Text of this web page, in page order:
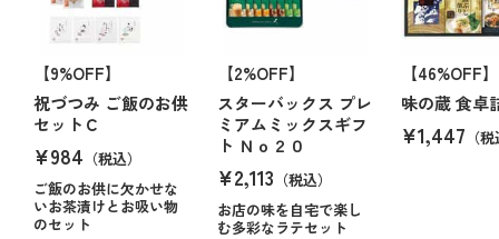
【9%OFF】
祝づつみ ご飯のお供
セットＣ
¥984 （税込）
ご飯のお供に欠かせな
いお茶漬けとお吸い物
のセット
【2%OFF】
スターバックス プレ
ミアムミックスギフ
ト Ｎｏ２０
¥2,113 （税込）
お店の味を自宅で楽し
む多彩なラテセット
【46%OFF】
味の蔵 食卓
¥1,447 （